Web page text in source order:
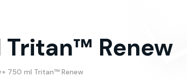
Tritan™ Renew
750 ml Tritan™ Renew